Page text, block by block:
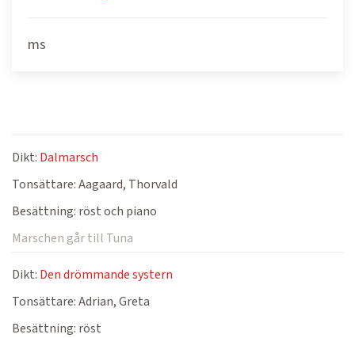
ms
Dikt: Dalmarsch
Tonsättare:Aagaard, Thorvald
Besättning: röst och piano
Marschen går till Tuna
Dikt: Den drömmande systern
Tonsättare:Adrian, Greta
Besättning: röst